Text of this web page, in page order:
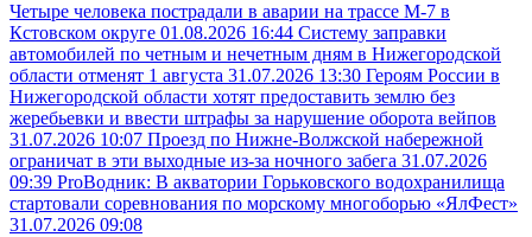
Четыре человека пострадали в аварии на трассе М-7 в
Кстовском округе 01.08.2026 16:44 Систему заправки
автомобилей по четным и нечетным дням в Нижегородской
области отменят 1 августа 31.07.2026 13:30 Героям России в
Нижегородской области хотят предоставить землю без
жеребьевки и ввести штрафы за нарушение оборота вейпов
31.07.2026 10:07 Проезд по Нижне-Волжской набережной
ограничат в эти выходные из-за ночного забега 31.07.2026
09:39 ProВодник: В акватории Горьковского водохранилища
стартовали соревнования по морскому многоборью «ЯлФест»
31.07.2026 09:08